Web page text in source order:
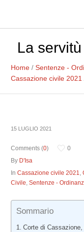
La
Home /Sentenze -
Cassazione civile 2021
15 LUGLIO 2021
Comments (0)
0
By D'Isa
InCassazione civile 2021,
Civile,Sentenze -
Sommario
Corte di